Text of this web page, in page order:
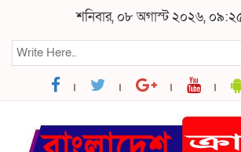
শনিবার, ০৮ অগাস্ট ২০২৬, ০৯:২৫